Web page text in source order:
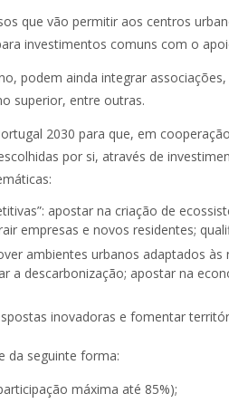
que vão permitir aos centros
investimentos comuns com o
podem ainda integrar
superior, entre outras.
2030 para que, em
por si, através de
apostar na criação de
empresas e novos residentes;
ambientes urbanos adaptados
a descarbonização; apostar na
inovadoras e fomentar
da seguinte forma:
máxima até 85%);